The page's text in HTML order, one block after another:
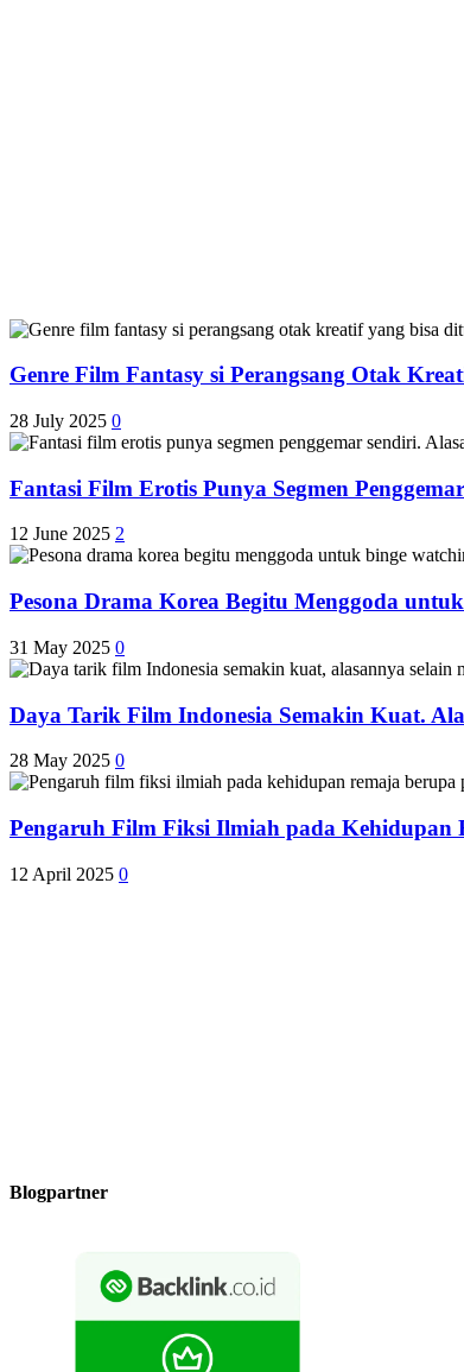
Genre Film Fantasy si Perangsang Otak
28 July 2025 0
Fantasi Film Erotis Punya Segmen
12 June 2025 2
Pesona Drama Korea Begitu Menggoda
31 May 2025 0
Daya Tarik Film Indonesia Semakin Kuat.
28 May 2025 0
Pengaruh Film Fiksi Ilmiah pada Kehidupan
12 April 2025 0
Blogpartner